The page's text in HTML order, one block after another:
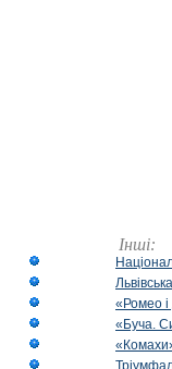
Інші:
«Ромео і
«Буча.